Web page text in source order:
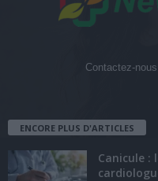
Contactez-nous:
ENCORE PLUS D'ARTICLES
Canicule :